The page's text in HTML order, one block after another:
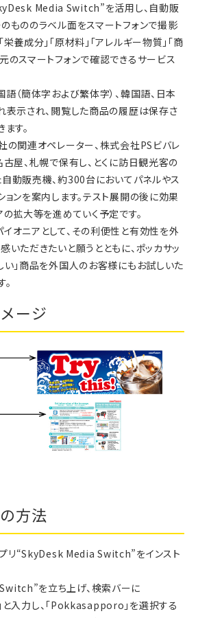
Media Switch”を活用し、自動販
もののラベル面をスマートフォンで撮影
養成分」「原材料」「アレルギー物質」「商
のスマートフォンで確認できるサービス
（簡体字および繁体字）、韓国語、日本
表示され、閲覧した商品の履歴は保存さ
す。
の関連オペレーター、株式会社PSビバレ
古屋、札幌で保有し、とくに訪日観光客の
動販売機、約300台においてパネルやス
ョンを案内します。テスト展開の後に効果
の拡大等を進めていく予定です。
オニアとして、その利便性と有効性を外
いただきたいと願うとともに、ポッカサッ
い」商品を外国人のお客様にもお試しいた
ージ
方法
プリ“SkyDesk Media Switch”をインスト
を立ち上げ、検索バーに
入力し、「Pokkasapporo」を選択する